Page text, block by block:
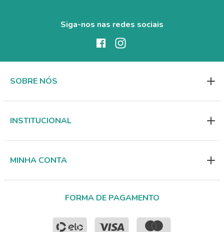
Siga-nos nas redes sociais
SOBRE NÓS
INSTITUCIONAL
MINHA CONTA
FORMA DE PAGAMENTO